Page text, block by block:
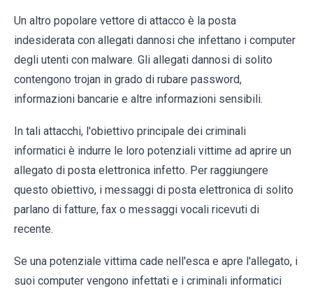
Un altro popolare vettore di attacco è la posta
indesiderata con allegati dannosi che infettano i computer
degli utenti con malware. Gli allegati dannosi di solito
contengono trojan in grado di rubare password,
informazioni bancarie e altre informazioni sensibili.
In tali attacchi, l'obiettivo principale dei criminali
informatici è indurre le loro potenziali vittime ad aprire un
allegato di posta elettronica infetto. Per raggiungere
questo obiettivo, i messaggi di posta elettronica di solito
parlano di fatture, fax o messaggi vocali ricevuti di
recente.
Se una potenziale vittima cade nell'esca e apre l'allegato, i
suoi computer vengono infettati e i criminali informatici